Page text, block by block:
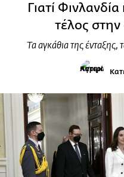
Γιατί
τέλος
Τα αγκάθια της